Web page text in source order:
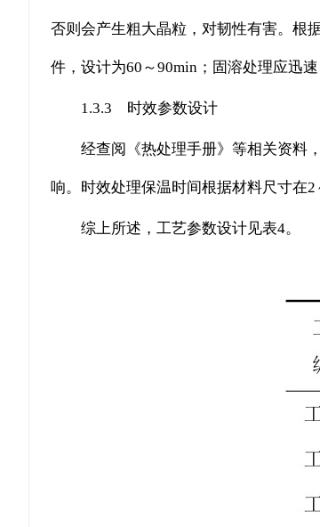
否则会产生粗大晶粒，对韧性有害。根
件，设计为60～90min；固溶处理应迅
1.3.3 时效参数设计
经查阅《热处理手册》等相关资料
响。时效处理保温时间根据材料尺寸在
综上所述，工艺参数设计见表4。